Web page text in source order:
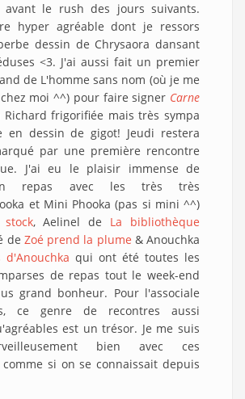
avant le rush des jours suivants.
hyper agréable dont je ressors
dessin de Chrysaora dansant
<3. J'ai aussi fait un premier
de L'homme sans nom (où je me
moi ^^) pour faire signer Carne
Richard frigorifiée mais très sympa
en dessin de gigot! Jeudi restera
par une première rencontre
J'ai eu le plaisir immense de
repas avec les très très
et Mini Phooka (pas si mini ^^)
, Aelinel de La bibliothèque
de Zoé prend la plume & Anouchka
d'Anouchka qui ont été toutes les
de repas tout le week-end
grand bonheur. Pour l'associale
ce genre de recontres aussi
est un trésor. Je me suis
bien avec ces
comme si on se connaissait depuis